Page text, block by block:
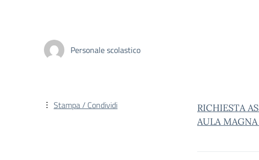
Personale scolastico
RICHIESTA
AULA
Stampa / Condividi